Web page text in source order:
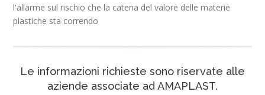
l'allarme sul rischio che la catena del valore delle materie
plastiche sta correndo
Le informazioni richieste sono riservate alle
aziende associate ad AMAPLAST.